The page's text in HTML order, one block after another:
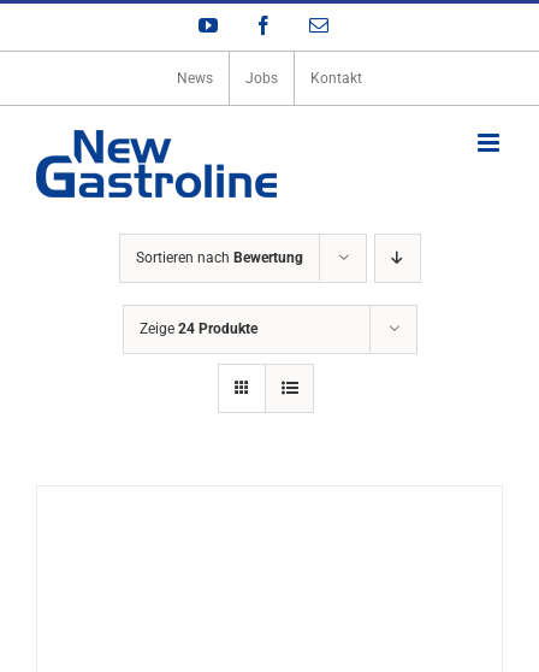
Zum
YouTube Facebook
E-
News Jobs Kontakt
Sortieren nach Bewertung
Zeige 24 Produkte